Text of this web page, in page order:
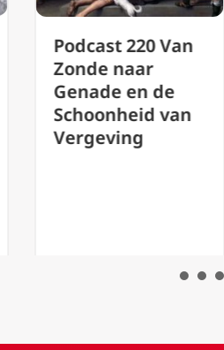
Podcast 220 Van
Zonde naar
Genade en de
Schoonheid van
Vergeving